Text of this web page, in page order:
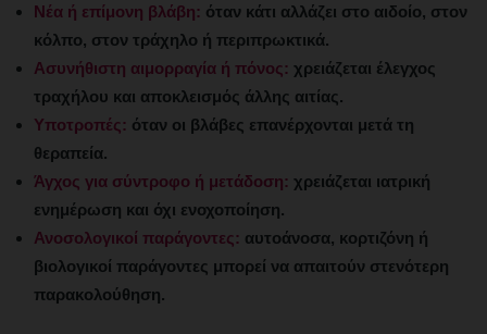
Νέα ή επίμονη βλάβη: όταν κάτι αλλάζει στο αιδοίο, στον
κόλπο, στον τράχηλο ή περιπρωκτικά.
Ασυνήθιστη αιμορραγία ή πόνος: χρειάζεται έλεγχος
τραχήλου και αποκλεισμός άλλης αιτίας.
Υποτροπές: όταν οι βλάβες επανέρχονται μετά τη
θεραπεία.
Άγχος για σύντροφο ή μετάδοση: χρειάζεται ιατρική
ενημέρωση και όχι ενοχοποίηση.
Ανοσολογικοί παράγοντες: αυτοάνοσα, κορτιζόνη ή
βιολογικοί παράγοντες μπορεί να απαιτούν στενότερη
παρακολούθηση.